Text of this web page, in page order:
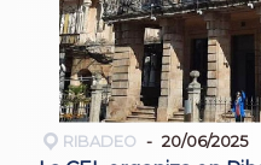
RIBADEO 20/06/2025